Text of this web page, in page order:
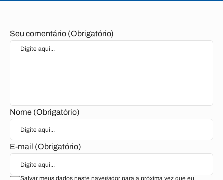
Seu comentário (Obrigatório)
Nome (Obrigatório)
E-mail (Obrigatório)
Salvar meus dados neste navegador para a próxima vez que eu